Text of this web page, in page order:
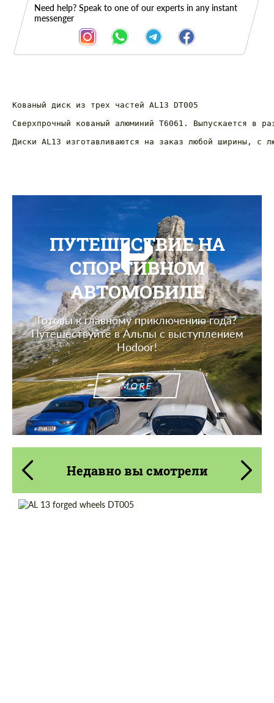
Need help? Speak to one of our experts in any instant
messenger
Описание
Кованый диск из трех частей AL13 DT005
Сверхпрочный кованый алюминий T6061. Выпускается в
Диски AL13 изготавливаются на заказ любой ширины, с
ПУТЕШЕСТВИЕ НА
СПОРТИВНОМ
АВТОМОБИЛЕ
Готовы к главному приключению года?
Путешествуйте в Альпы с выступлением
Hodoor!
MORE
Недавно вы смотрели